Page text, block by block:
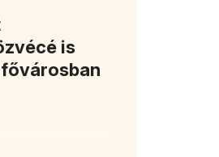
is